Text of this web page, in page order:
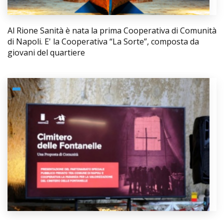
Al Rione Sanità è nata la prima Cooperativa di Comunità
di Napoli. E' la Cooperativa “La Sorte”, composta da
giovani del quartiere